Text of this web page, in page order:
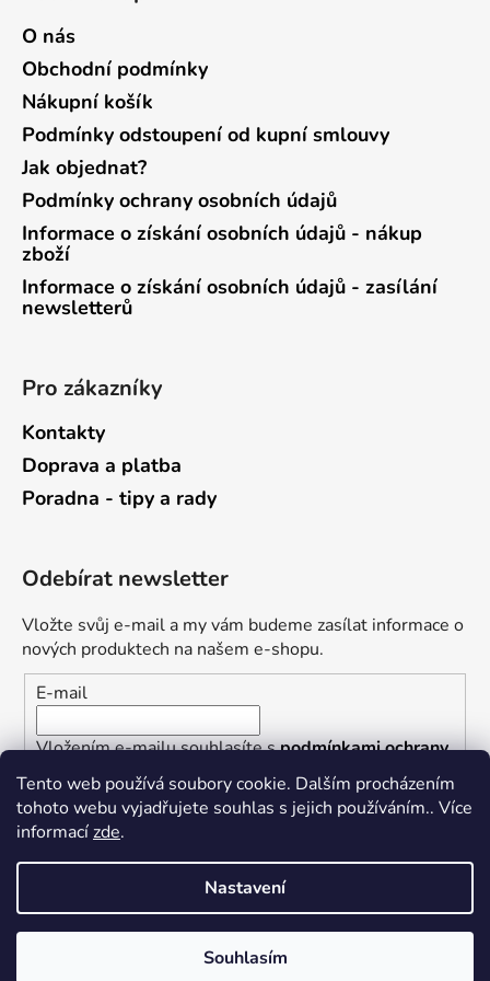
Tento web používá soubory cookie. Dalším procházením
tohoto webu vyjadřujete souhlas s jejich používáním.. Více
informacízde.
Nastavení
Souhlasím
O nás
Obchodní podmínky
Nákupní košík
Podmínky odstoupení od kupní smlouvy
Jak objednat?
Podmínky ochrany osobních údajů
Informace o získání osobních údajů - nákup
zboží
Informace o získání osobních údajů - zasílání
newsletterů
Pro zákazníky
Kontakty
Doprava a platba
Poradna - tipy a rady
Odebírat newsletter
Vložte svůj e-mail a my vám budeme zasílat informace o
nových produktech na našem e-shopu.
E-mail
Vložením e-mailu souhlasíte spodmínkami ochrany
osobních údajů
PŘIHLÁSIT SE
Vytvořil Shoptet
Železářství U Rotta